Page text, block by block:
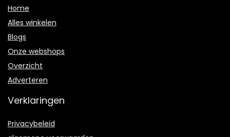
Home
Alles winkelen
Blogs
Onze webshops
Overzicht
Adverteren
Verklaringen
Privacybeleid